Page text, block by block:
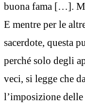
buona fama […].
E mentre per le
sacerdote, questa
perché solo degli
veci, si legge che
l’imposizione